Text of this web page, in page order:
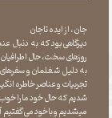
جان ، از ایده تا جان
دیرگاهی بود که به دنبال
روزهای سخت ، حال
به دلیل شغلمان و سفرهای
تجربیات و عناصر خاطره
شدیم که حال خود ما را خوب
میشدیم و با خود می گفتیم